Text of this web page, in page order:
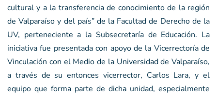
cultural y a la transferencia de conocimiento de la región
de Valparaíso y del país” de la Facultad de Derecho de la
UV, perteneciente a la Subsecretaría de Educación. La
iniciativa fue presentada con apoyo de la Vicerrectoría de
Vinculación con el Medio de la Universidad de Valparaíso,
a través de su entonces vicerrector, Carlos Lara, y el
equipo que forma parte de dicha unidad, especialmente